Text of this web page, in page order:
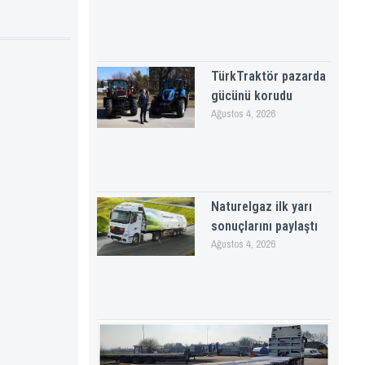
TürkTraktör pazarda
gücünü korudu
Ağustos 4, 2026
Naturelgaz ilk yarı
sonuçlarını paylaştı
Ağustos 4, 2026